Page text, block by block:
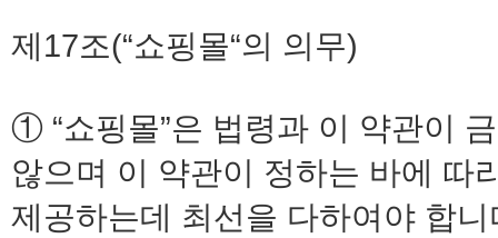
제17조(“쇼핑몰“의 의무)
① “쇼핑몰”은 법령과 이 약관이
않으며 이 약관이 정하는 바에 따
제공하는데 최선을 다하여야 합니